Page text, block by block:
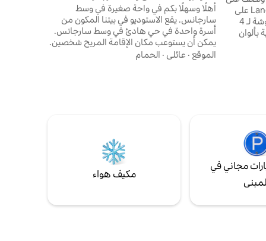
بعد 5 دقائق من Landsgemeindeplatz على
بعد 10 دقائق من محطة القطار ومفروشة لـ 4
أهلًا وسهلًا بكم في واحة صغيرة في وسط
سارجانس. يقع الاستوديو في بيتنا المكون من
أسرة واحدة في حي هادئ في وسط سارجانس.
يمكن أن يستوعب مكان الإقامة المريح شخصين.
توفر منطقة الجلوس المريحة وطاولة الطعام
الموقع · عائلي · الحمام
مجاني في
مكيف هواء